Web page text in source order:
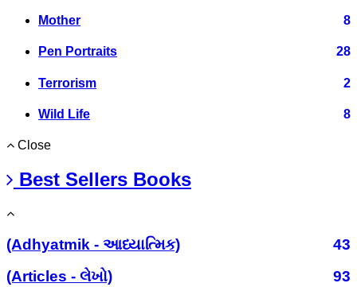
Mother 8
Pen Portraits 28
Terrorism 2
Wild Life 8
Close
Best Sellers Books
(Adhyatmik - આધ્યાત્મિક)
43
(Articles - લેખો)
93